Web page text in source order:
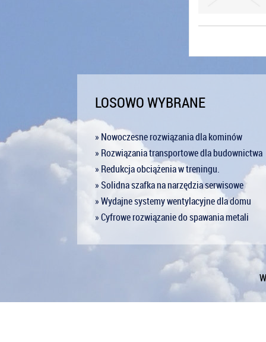
LOSOWO WYBRANE
» Nowoczesne rozwiązania dla kominów
» Rozwiązania transportowe dla budownictwa
» Redukcja obciążenia w treningu.
» Solidna szafka na narzędzia serwisowe
» Wydajne systemy wentylacyjne dla domu
» Cyfrowe rozwiązanie do spawania metali